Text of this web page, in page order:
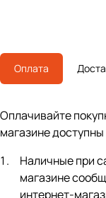
Оплата
Оплачивайте
магазине
Наличные при
магазине
интернет-